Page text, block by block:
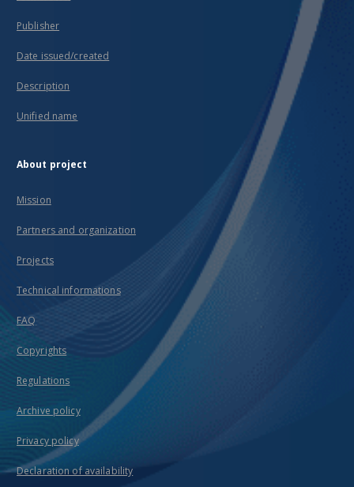
Publisher
Date issued/created
Description
Unified name
About project
Mission
Partners and organization
Projects
Technical informations
FAQ
Copyrights
Regulations
Archive policy
Privacy policy
Declaration of availability